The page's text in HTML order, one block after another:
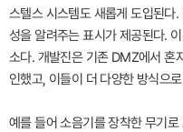
스텔스 시스템도 새롭게 도입된다
성을 알려주는 표시가 제공된다.
소다. 개발진은 기존 DMZ에서 혼
인했고, 이들이 더 다양한 방식으
예를 들어 소음기를 장착한 무기